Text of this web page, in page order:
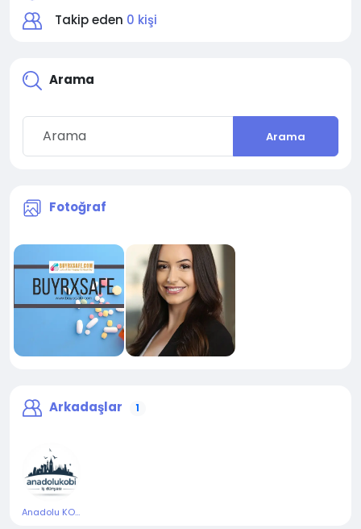
Takip eden 0 kişi
Arama
Arama
Fotoğraf
Arkadaşlar 1
Anadolu KOBİ